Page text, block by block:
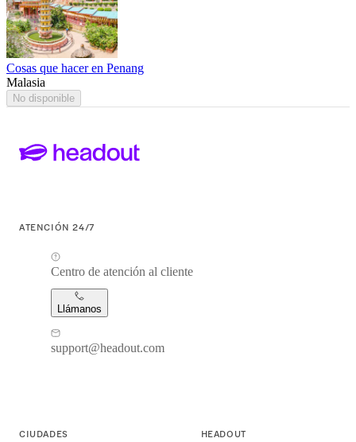
Cosas que hacer en Penang
Malasia
No disponible
ATENCIÓN 24/7
Centro de atención al cliente
Llámanos
support@headout.com
CIUDADES HEADOUT